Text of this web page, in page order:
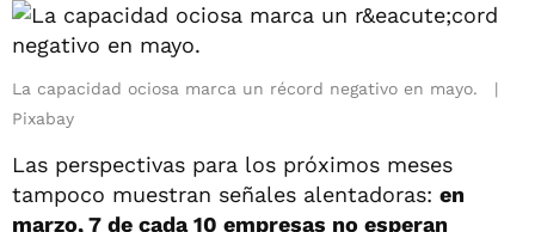
La capacidad ociosa marca un récord negativo en mayo.
Pixabay
Las perspectivas para los próximos meses
tampoco muestran señales alentadoras: en
marzo, 7 de cada 10 empresas no esperan